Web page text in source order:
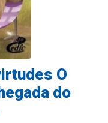
O
do